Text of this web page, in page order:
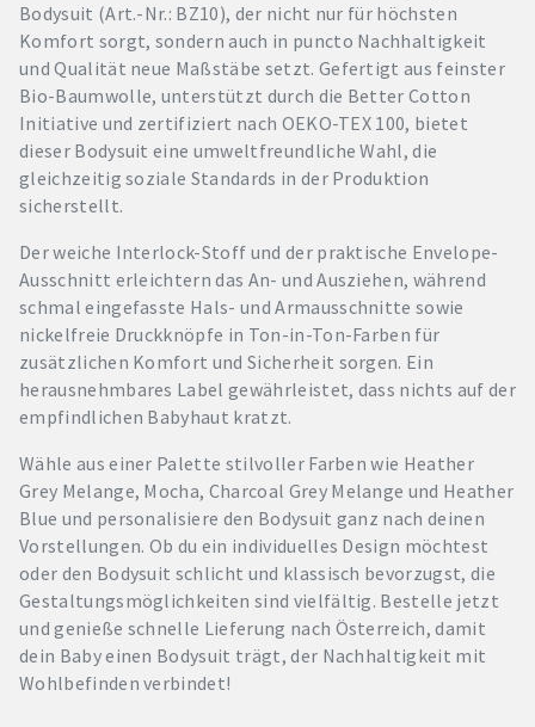
Bodysuit (Art.-Nr.: BZ10), der nicht nur für höchsten
Komfort sorgt, sondern auch in puncto Nachhaltigkeit
und Qualität neue Maßstäbe setzt. Gefertigt aus feinster
Bio-Baumwolle, unterstützt durch die Better Cotton
Initiative und zertifiziert nach OEKO-TEX 100, bietet
dieser Bodysuit eine umweltfreundliche Wahl, die
gleichzeitig soziale Standards in der Produktion
sicherstellt.
Der weiche Interlock-Stoff und der praktische Envelope-
Ausschnitt erleichtern das An- und Ausziehen, während
schmal eingefasste Hals- und Armausschnitte sowie
nickelfreie Druckknöpfe in Ton-in-Ton-Farben für
zusätzlichen Komfort und Sicherheit sorgen. Ein
herausnehmbares Label gewährleistet, dass nichts auf der
empfindlichen Babyhaut kratzt.
Wähle aus einer Palette stilvoller Farben wie Heather
Grey Melange, Mocha, Charcoal Grey Melange und Heather
Blue und personalisiere den Bodysuit ganz nach deinen
Vorstellungen. Ob du ein individuelles Design möchtest
oder den Bodysuit schlicht und klassisch bevorzugst, die
Gestaltungsmöglichkeiten sind vielfältig. Bestelle jetzt
und genieße schnelle Lieferung nach Österreich, damit
dein Baby einen Bodysuit trägt, der Nachhaltigkeit mit
Wohlbefinden verbindet!